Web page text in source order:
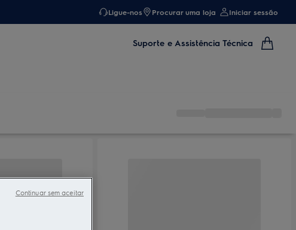
Ligue-nos Procurar uma loja Iniciar sessão
Suporte e Assistência Técnica
Continuar sem aceitar